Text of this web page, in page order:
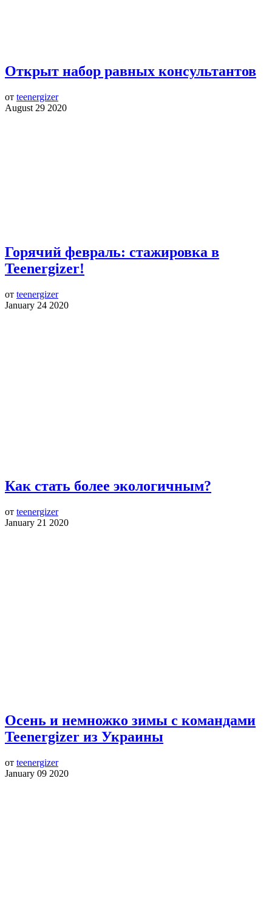
Открыт набор равных консультантов
от teenergizer
August 29 2020
Горячий февраль: стажировка в
Teenergizer!
от teenergizer
January 24 2020
Как стать более экологичным?
от teenergizer
January 21 2020
Осень и немножко зимы с командами
Teenergizer из Украины
от teenergizer
January 09 2020